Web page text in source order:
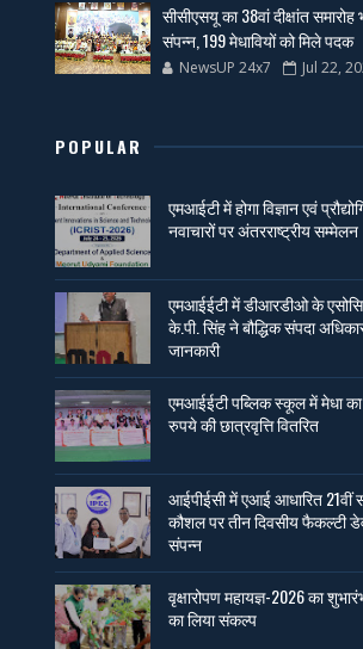
सीसीएसयू का 38वां दीक्षांत
संपन्न, 199 मेधावियों को मिले पदक
NewsUP 24x7 Jul 22,
POPULAR
एमआईटी में होगा विज्ञान एवं
नवाचारों पर अंतरराष्ट्रीय सम्मेलन
एमआईईटी में डीआरडीओ के
के.पी. सिंह ने बौद्धिक संपदा
जानकारी
एमआईईटी पब्लिक स्कूल में मेधा
रुपये की छात्रवृत्ति वितरित
आईपीईसी में एआई आधारित 21वीं
कौशल पर तीन दिवसीय फैकल्टी
संपन्न
वृक्षारोपण महायज्ञ-2026 का
का लिया संकल्प